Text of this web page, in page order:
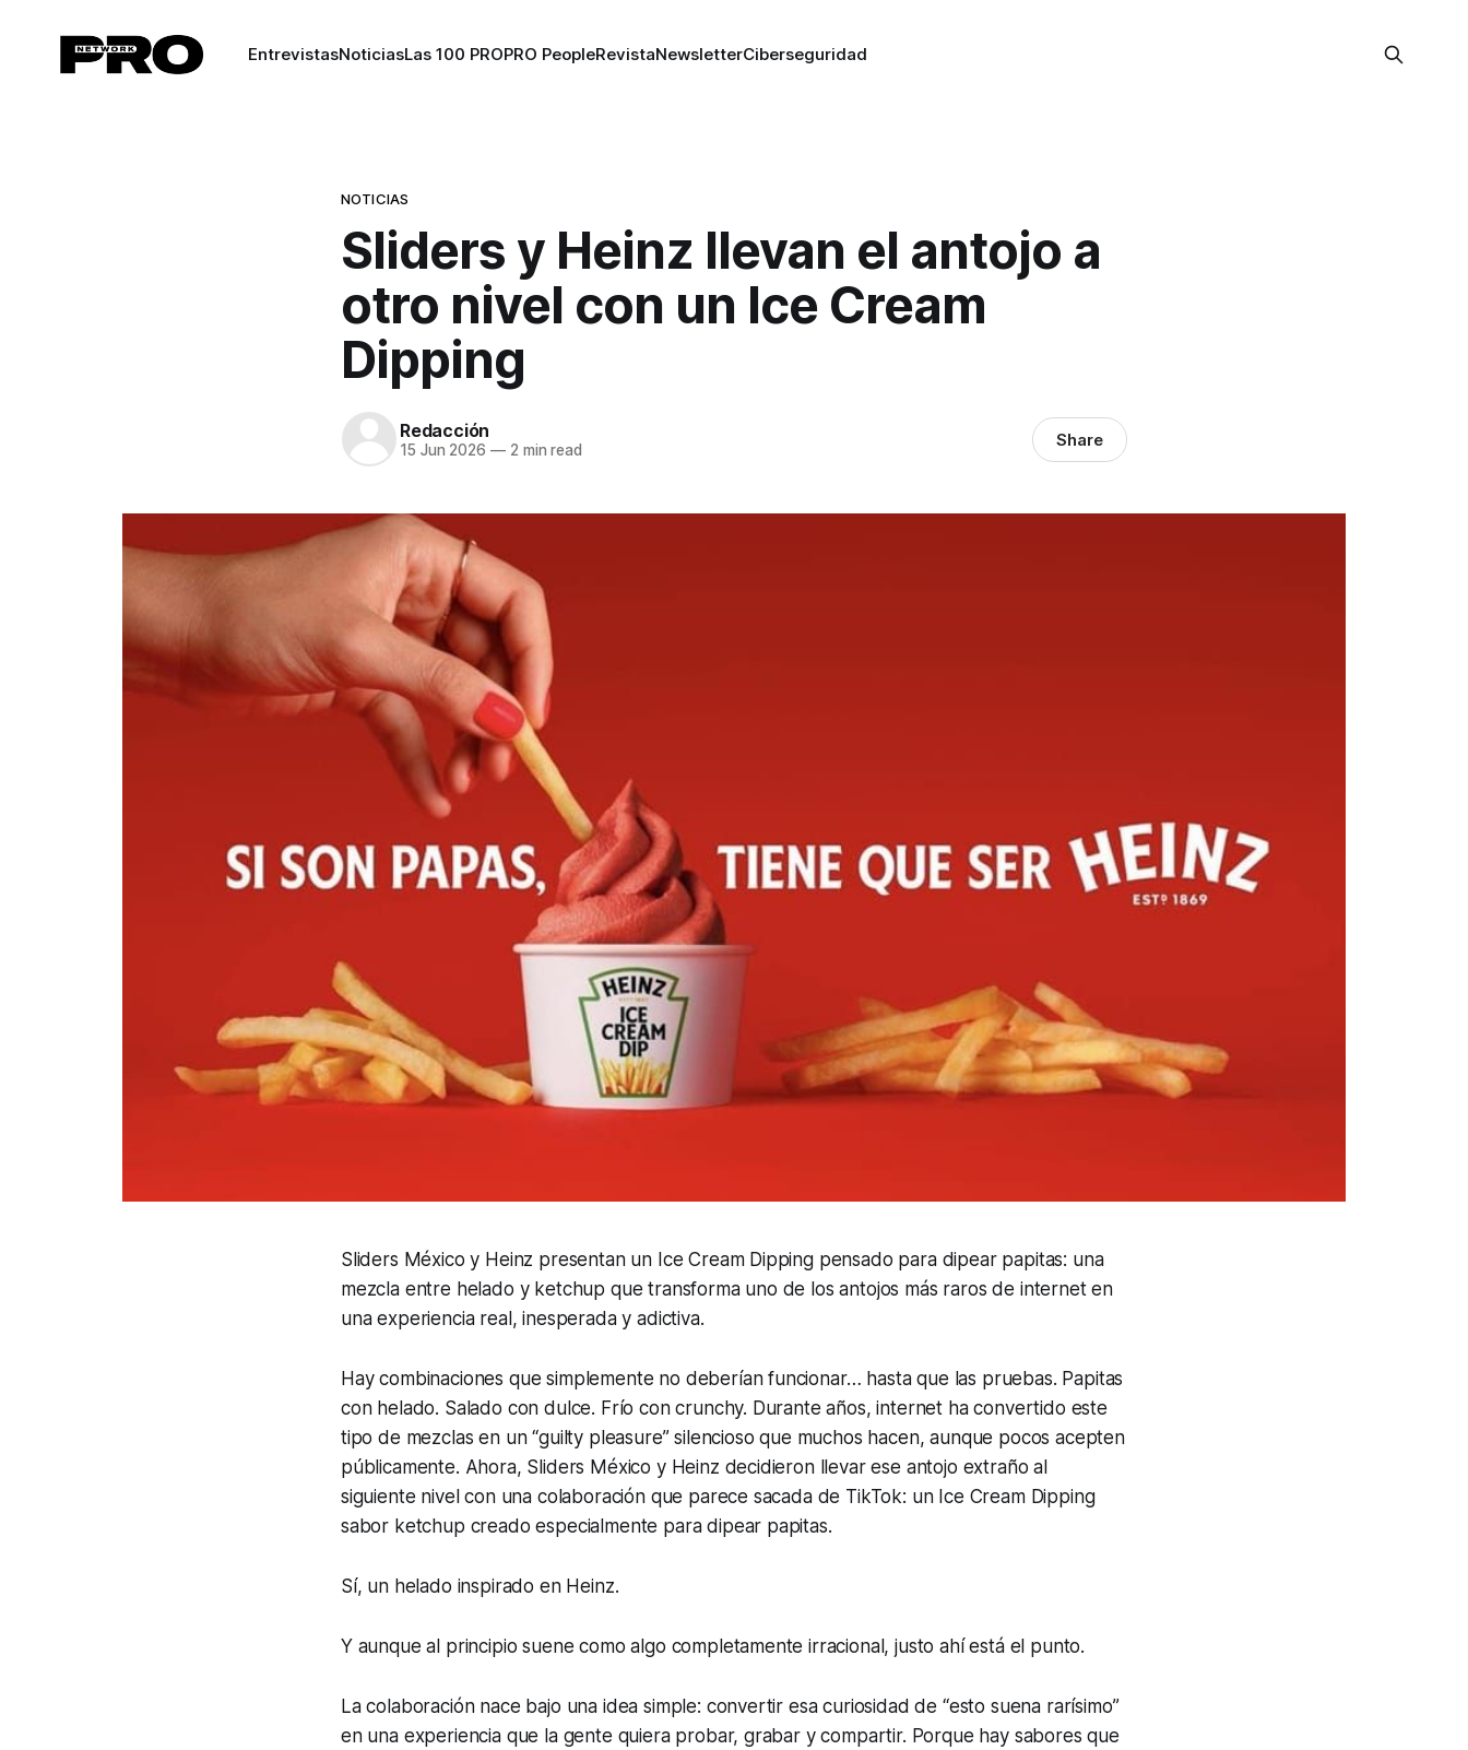
EntrevistasNoticiasLas 100 PROPRO PeopleRevistaNewsletterCiberseguridad
NOTICIAS
Sliders y Heinz llevan el antojo a
otro nivel con un Ice Cream
Dipping
Redacción
15 Jun 2026 —2 min read Share
Sliders México y Heinz presentan un Ice Cream Dipping pensado para dipear papitas: una
mezcla entre helado y ketchup que transforma uno de los antojos más raros de internet en
una experiencia real, inesperada y adictiva.
Hay combinaciones que simplemente no deberían funcionar… hasta que las pruebas. Papitas
con helado. Salado con dulce. Frío con crunchy. Durante años, internet ha convertido este
tipo de mezclas en un “guilty pleasure” silencioso que muchos hacen, aunque pocos acepten
públicamente. Ahora, Sliders México y Heinz decidieron llevar ese antojo extraño al
siguiente nivel con una colaboración que parece sacada de TikTok: un Ice Cream Dipping
sabor ketchup creado especialmente para dipear papitas.
Sí, un helado inspirado en Heinz.
Y aunque al principio suene como algo completamente irracional, justo ahí está el punto.
La colaboración nace bajo una idea simple: convertir esa curiosidad de “esto suena rarísimo”
en una experiencia que la gente quiera probar, grabar y compartir. Porque hay sabores que